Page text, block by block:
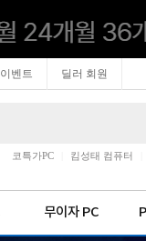
이벤트 딜러 회원
코특가PC 킴성태 컴퓨터
무이자 PC